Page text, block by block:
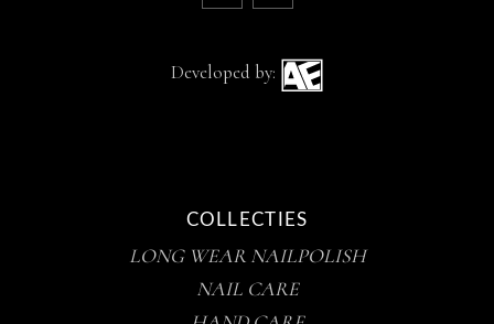
Developed by:
COLLECTIES
LONG WEAR NAILPOLISH
NAIL CARE